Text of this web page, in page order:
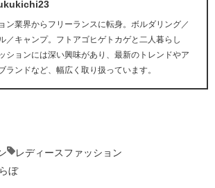
ン業界からフリーランスに転身。ボルダリング／
／キャンプ。フトアゴヒゲトカゲと二人暮らし
ションには深い興味があり、最新のトレンドやア
ランドなど、幅広く取り扱っています。
レディースファッション
ぼ